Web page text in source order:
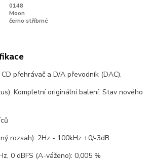
0148
Moon
černo stříbrné
přehrávač a D/A převodník (DAC).
Kompletní originální balení. Stav nového
rozsah): 2Hz - 100kHz +0/-3dB
0 dBFS (A-váženo): 0,005 %